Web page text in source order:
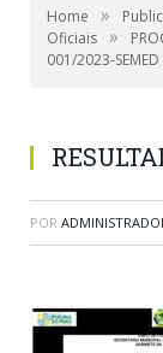
Home »
Oficiais »
001/2023-SEMED
POR